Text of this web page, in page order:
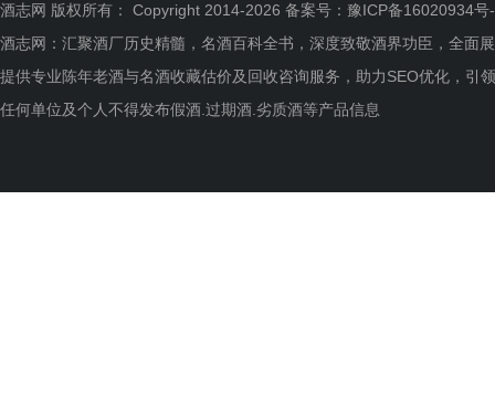
酒志网 版权所有： Copyright 2014-2026 备案号： 豫ICP备16020934号
酒志网：汇聚酒厂历史精髓，名酒百科全书，深度致敬酒界功臣，全面
提供专业陈年老酒与名酒收藏估价及回收咨询服务，助力SEO优化，引
任何单位及个人不得发布假酒.过期酒.劣质酒等产品信息